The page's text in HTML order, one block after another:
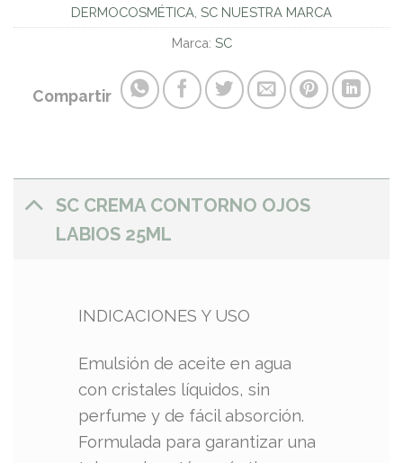
DERMOCOSMÉTICA SC NUESTRA MARCA
Marca: SC
Compartir
SC CREMA CONTORNO OJOS
LABIOS 25ML
INDICACIONES Y USO
Emulsión de aceite en agua
con cristales líquidos, sin
perfume y de fácil absorción.
Formulada para garantizar una